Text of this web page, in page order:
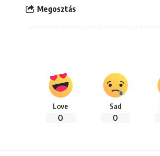
Megosztás
Love
0
Sad
0